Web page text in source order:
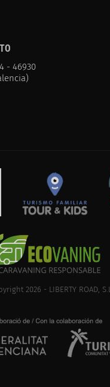
- 46930
2026 - LIBERTY ROAD, S.L